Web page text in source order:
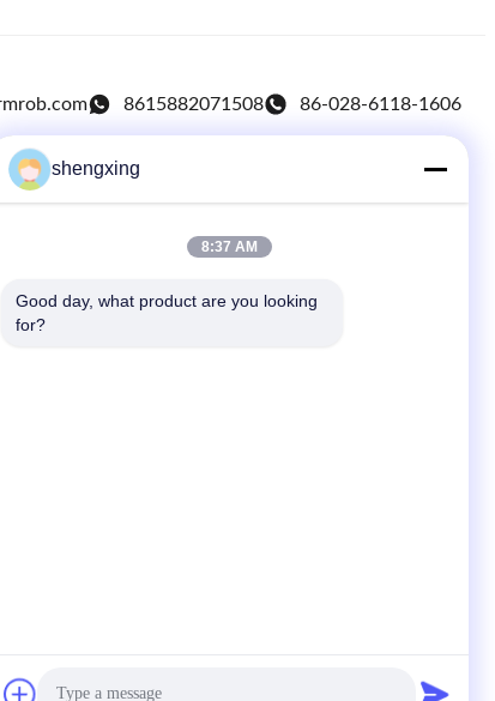
8615882071508 86-028-6118-1606
προϊόντα
shengxing
8:37 AM
Good day, what product are you looking
for?